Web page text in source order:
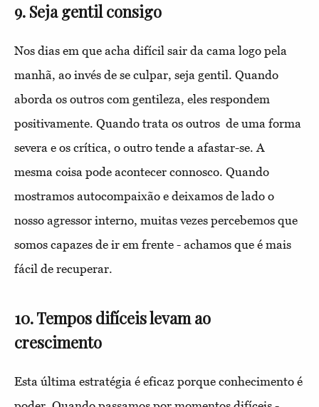
9. Seja gentil consigo
Nos dias em que acha difícil sair da cama logo pela
manhã, ao invés de se culpar, seja gentil. Quando
aborda os outros com gentileza, eles respondem
positivamente. Quando trata os outros de uma forma
severa e os crítica, o outro tende a afastar-se. A
mesma coisa pode acontecer connosco. Quando
mostramos autocompaixão e deixamos de lado o
nosso agressor interno, muitas vezes percebemos que
somos capazes de ir em frente - achamos que é mais
fácil de recuperar.
10. Tempos difíceis levam ao
crescimento
Esta última estratégia é eficaz porque conhecimento é